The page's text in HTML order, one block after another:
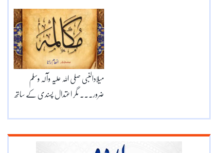
میلادالنبی صلی اللہ علیہ وآلہ وسلم
ضرور۔۔۔ مگر اعتدال پسندی کے ساتھ